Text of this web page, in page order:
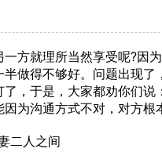
就理所当然享受呢?因
做得不够好。问题出现
，于是，大家都劝你们
为沟通方式不对，对方
二人之间